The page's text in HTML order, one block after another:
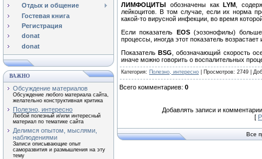
Отдых и общение
Гостевая книга
Регистрация
donat
donat
ВАЖНО
Обсуждение материалов
Обсуждение любого материала сайта,
желательно конструктивная критика
Полезно, интересно
Любой полезный и/или интересный
материал по тематике сайта
Делимся опытом, мыслями,
наблюдениями
Записи описывающие опыт
саморазвития и размышления на эту
тему
ЛИМФОЦИТЫ обозначены какLYM ,
лейкоцитов. В том случае, если их норма
какой-то вирусной инфекции, во время
Если показатель EOS(эозонофилы)
процессы, иногда этот показатель
ПоказательBSG
, обозначающий скорость
иначе можно говорить о воспалительных
Категория: Полезно, интересно Просмотров: 2749 |
Всего комментариев: 0
Добавлять записи и
[
Все